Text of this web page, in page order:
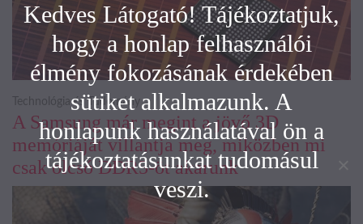
A Samsung már megint a jövő 3D
memóriáját villantja meg, miközben mi
csak olcsó DDR5-öt akarunk
Technológia és Tudomány
Kedves Látogató! Tájékoztatjuk,
hogy a honlap felhasználói
élmény fokozásának érdekében
sütiket alkalmazunk. A
honlapunk használatával ön a
tájékoztatásunkat tudomásul
veszi.